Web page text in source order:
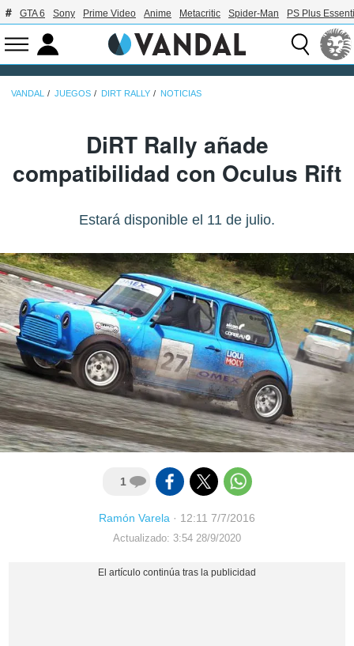
GTA 6 Sony Prime Video Anime Metacritic Spider-Man PS Plus
VANDAL JUEGOS DIRT RALLY NOTICIAS
DiRT Rally añade
compatibilidad con Oculus Rift
Estará disponible el 11 de julio.
1
Ramón Varela · 12:11 7/7/2016
Actualizado: 3:54 28/9/2020